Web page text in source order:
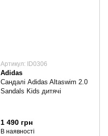
Артикул: ID0306
Adidas
Сандалі Adidas Altaswim 2.0
Sandals Kids дитячі
1 490 грн
В наявності